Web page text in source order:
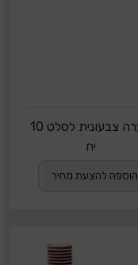
קערה צבעונית לסלט 10
יח
הוספה להצעת מחיר